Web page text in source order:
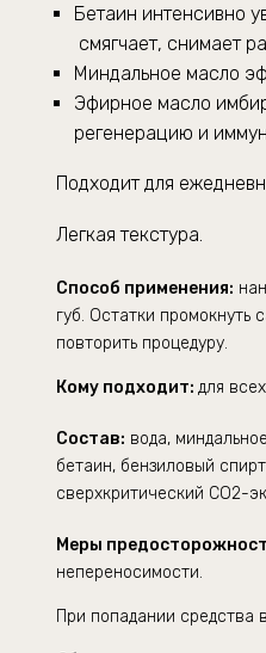
Бетаин интенсивно
смягчает, снимает
Миндальное масло
Эфирное масло
регенерацию и
Подходит для
Легкая
Способ применения:
губ. Остатки промокнуть
повторить процедуру.
Кому подходит:для
Состав: вода,
бетаин, бензиловый
сверхкритический СО2-
Меры
непереносимости.
При попадании средства